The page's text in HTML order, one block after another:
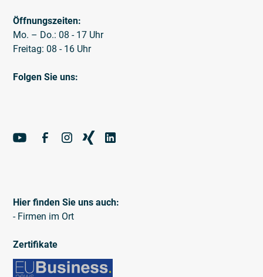
Öffnungszeiten:
Mo. – Do.: 08 - 17 Uhr
Freitag: 08 - 16 Uhr
Folgen Sie uns:
Hier finden Sie uns auch:
- Firmen im Ort
Zertifikate